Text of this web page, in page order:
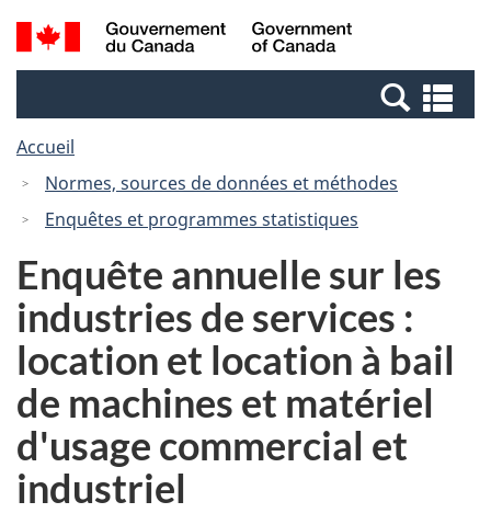
Passer
au
Passer
à
Canada
Recherche
et
et
Accueil
Normes, sources de données et méthodes
Enquêtes et programmes statistiques
Enquête annuelle sur les
industries de services :
location et location à bail
de machines et matériel
d'usage commercial et
industriel